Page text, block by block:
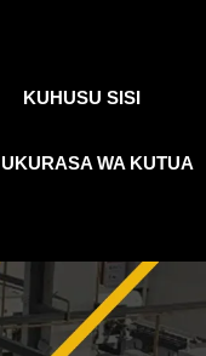
KUHUSU SISI
UKURASA WA KUTUA